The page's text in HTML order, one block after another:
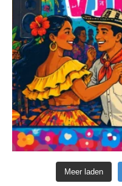
Meer laden